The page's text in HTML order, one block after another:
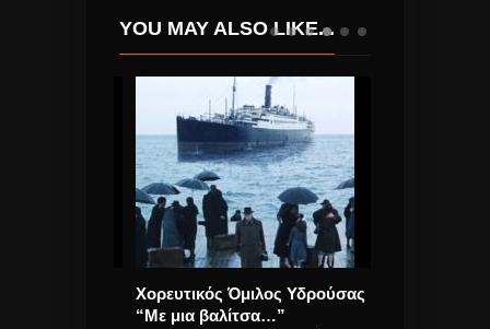
YOU MAY ALSO LIKE...
Χορευτικός Όμιλος Υδρούσας
“Με μια βαλίτσα…”